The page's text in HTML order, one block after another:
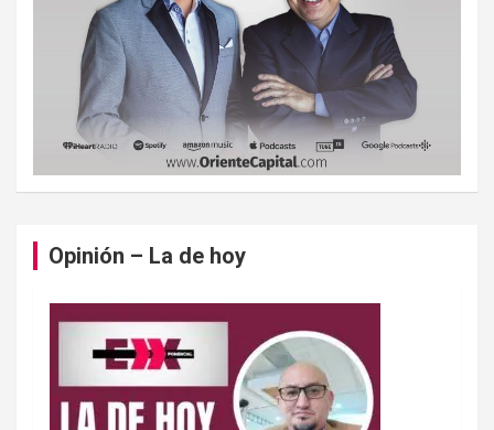
Opinión – La de hoy